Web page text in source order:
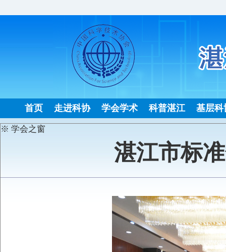
首页 走进科协 学会学术 科普湛江 基层科
※ 学会之窗
湛江市标